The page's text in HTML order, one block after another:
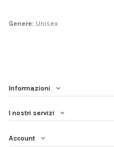
Genere: Unisex
Informazioni
I nostri servizi
Account